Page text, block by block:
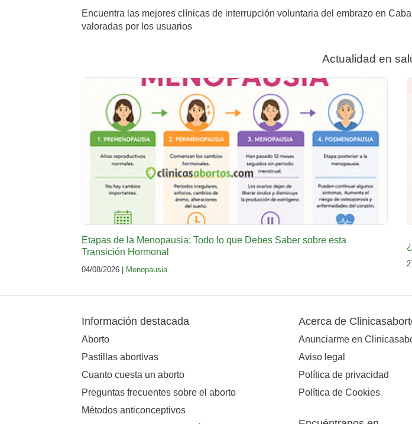
Encuentra las mejores clínicas de interrupción voluntaria del embrazo en
valoradas por los usuarios
Actualidad en
Etapas de la Menopausia: Todo lo que Debes Saber sobre esta
Transición Hormonal
04/08/2026 | Menopausia
Información destacada
Aborto
Pastillas abortivas
Cuanto cuesta un aborto
Preguntas frecuentes sobre el aborto
Métodos anticonceptivos
Acerca de
Anunciarme en
Aviso legal
Política de privacidad
Política de Cookies